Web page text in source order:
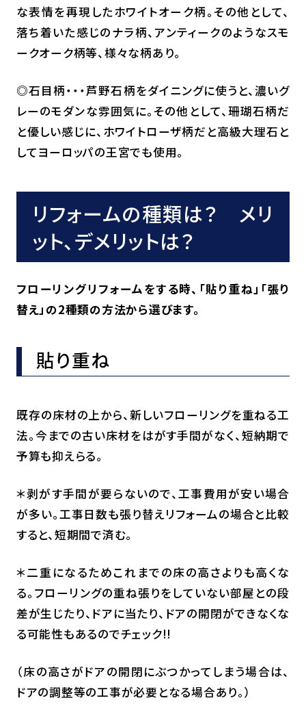
な表情を再現したホワイトオーク柄。その他として、
落ち着いた感じのナラ柄、アンティークのようなスモ
ークオーク柄等、様々な柄あり。
◎石目柄・・・芦野石柄をダイニングに使うと、濃いグ
レーのモダンな雰囲気に。その他として、珊瑚石柄だ
と優しい感じに、ホワイトローザ柄だと高級大理石と
してヨーロッパの王宮でも使用。
リフォームの種類は？ メリ
ット、デメリットは？
フローリングリフォームをする時、「貼り重ね」「張り
替え」の2種類の方法から選びます。
貼り重ね
既存の床材の上から、新しいフローリングを重ねる工
法。今までの古い床材をはがす手間がなく、短納期で
予算も抑えらる。
＊剥がす手間が要らないので、工事費用が安い場合
が多い。工事日数も張り替えリフォームの場合と比較
すると、短期間で済む。
＊二重になるためこれまでの床の高さよりも高くな
る。フローリングの重ね張りをしていない部屋との段
差が生じたり、ドアに当たり、ドアの開閉ができなくな
る可能性もあるのでチェック!!
（床の高さがドアの開閉にぶつかってしまう場合は、
ドアの調整等の工事が必要となる場合あり。）